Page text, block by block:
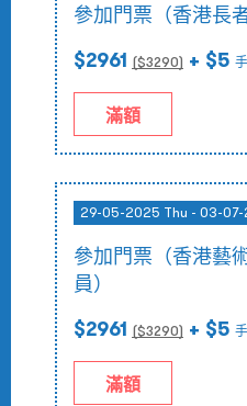
參加門票（香港長
$2961 ($3290) + $5
滿額
29-05-2025 Thu - 03-07-
參加門票（香港藝
員）
$2961 ($3290) + $5
滿額